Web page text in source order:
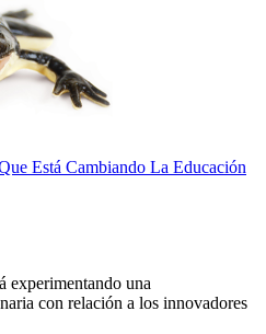
Está Cambiando La Educación
experimentando una
con relación a los innovadores